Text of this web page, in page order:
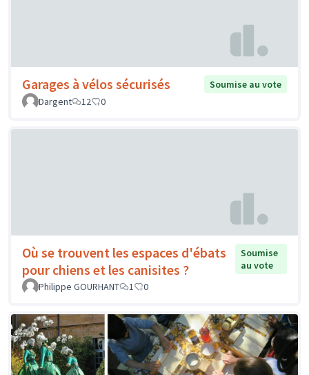
Garages à vélos sécurisés
Soumise au vote
Dargent
12 0
Où se trouvent les espaces d'ébats
pour chiens et les canisites ?
Soumise
au vote
Philippe GOURHANT
1 0